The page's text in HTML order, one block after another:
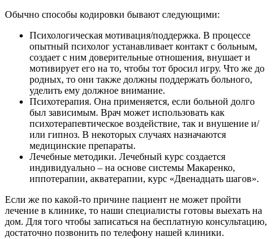
Обычно способы кодировки бывают следующими:
Психологическая мотивация/поддержка. В процессе
опытный психолог устанавливает контакт с больным,
создает с ним доверительные отношения, внушает и
мотивирует его на то, чтобы тот бросил игру. Что же до
родных, то они также должны поддержать больного,
уделить ему должное внимание.
Психотерапия. Она применяется, если больной долго
был зависимым. Врач может использовать как
психотерапевтическое воздействие, так и внушение и/
или гипноз. В некоторых случаях назначаются
медицинские препараты.
Лечебные методики. Лечебный курс создается
индивидуально – на основе системы Макаренко,
иппотерапии, акватерапии, курс «Двенадцать шагов».
Если же по какой-то причине пациент не может пройти
лечение в клинике, то наши специалисты готовы выехать на
дом. Для того чтобы записаться на бесплатную консультацию,
достаточно позвонить по телефону нашей клиники.